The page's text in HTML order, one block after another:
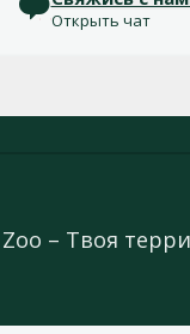
Открыть чат
– Твоя